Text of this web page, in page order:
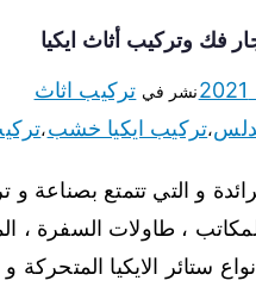
نشر في تركيب اثاث
،تركيب ايكيا خشب،
و التي تتمتع بصناعة و
، طاولات السفرة ،
ستائر الايكيا المتحركة و